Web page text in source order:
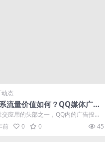
动态
流量价值如何？QQ媒体广告
析
交应用的头部之一，QQ内的广告投放
何？与同样是社交类应用的微博、Q
前 0 0 45